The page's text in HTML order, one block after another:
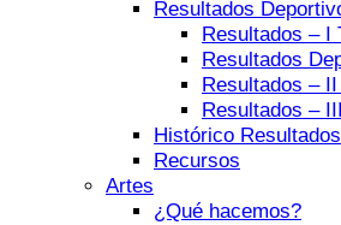
Resultados
Resultados – I
Resultados
Resultados –
Resultados –
Histórico
Recursos
Artes
¿Qué hacemos?